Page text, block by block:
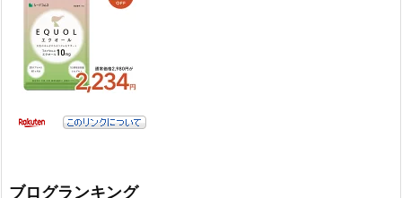
ブログランキング